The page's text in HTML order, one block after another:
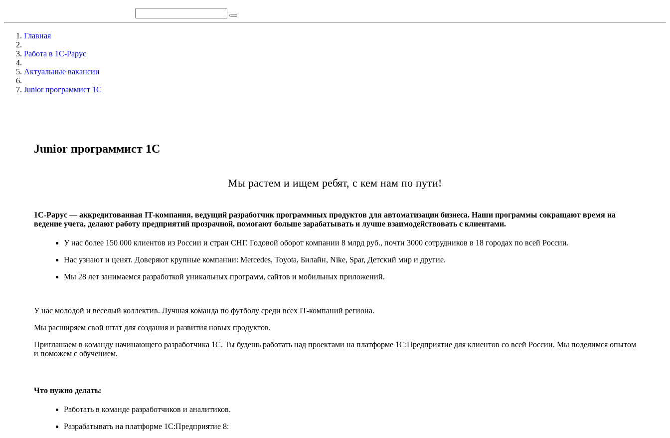
Главная
Работа в 1С-Рарус
Актуальные вакансии
Junior программист 1С
Junior программист 1С
Мы растем и ищем ребят, с кем нам по пути!
1С-Рарус — аккредитованная IT-компания, ведущий разработчик программных продуктов для автоматизации бизнеса. Наши программы сокращают время на
ведение учета, делают работу предприятий прозрачной, помогают больше зарабатывать и лучше взаимодействовать с клиентами.
У нас более 150 000 клиентов из России и стран СНГ. Годовой оборот компании 8 млрд руб., почти 3000 сотрудников в 18 городах по всей России.
Нас узнают и ценят. Доверяют крупные компании: Mercedes, Toyota, Билайн, Nike, Spar, Детский мир и другие.
Мы 28 лет занимаемся разработкой уникальных программ, сайтов и мобильных приложений.
У нас молодой и веселый коллектив. Лучшая команда по футболу среди всех IT-компаний региона.
Мы расширяем свой штат для создания и развития новых продуктов.
Приглашаем в команду начинающего разработчика 1С. Ты будешь работать над проектами на платформе 1С:Предприятие для клиентов со всей России. Мы поделимся опытом
и поможем с обучением.
Что нужно делать:
Работать в команде разработчиков и аналитиков.
Разрабатывать на платформе 1С:Предприятие 8: